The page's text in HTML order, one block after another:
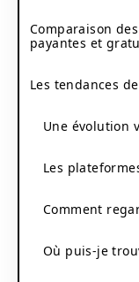
Comparaison
payantes et
Les tendances
Une évolution
Les
Comment
Où puis-je